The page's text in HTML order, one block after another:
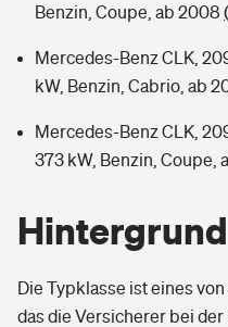
Benzin, Coupe, ab 2008
Mercedes-Benz CLK,
kW, Benzin, Cabrio, ab
Mercedes-Benz CLK,
373 kW, Benzin, Coupe,
Hintergrund
Die Typklasse ist eines
das die Versicherer bei